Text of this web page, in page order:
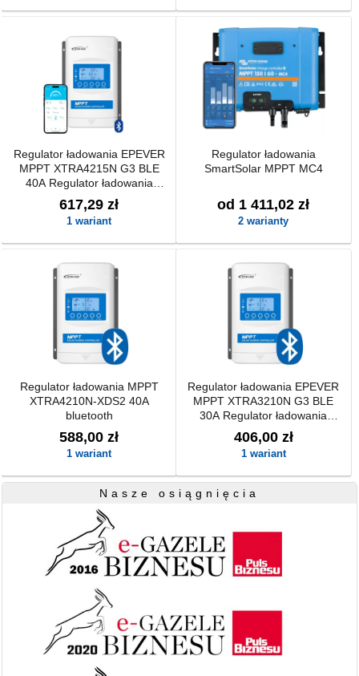
Regulator ładowania EPEVER
MPPT XTRA4215N G3 BLE
40A Regulator ładowania
EPEVER MPPT XTRA4215N
G3 BLE 40A
617,29 zł
1 wariant
Regulator ładowania
SmartSolar MPPT MC4
od 1 411,02 zł
2 warianty
Regulator ładowania MPPT
XTRA4210N-XDS2 40A
bluetooth
588,00 zł
1 wariant
Regulator ładowania EPEVER
MPPT XTRA3210N G3 BLE
30A Regulator ładowania
EPEVER MPPT XTRA3210N
G3 BLE 30A
406,00 zł
1 wariant
Nasze osiągnięcia